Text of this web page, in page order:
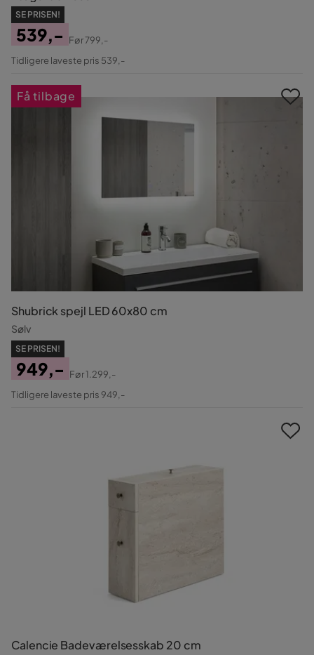
SE PRISEN!
Pris
539,-
Original
Før799,-
Tidligere laveste pris 539,-
Shubrick spejl LED 60x80 cm
Sølv
SE PRISEN!
Pris
949,-
Original
Før1.299,-
Tidligere laveste pris 949,-
Få tilbage
Calencie Badeværelsesskab 20 cm